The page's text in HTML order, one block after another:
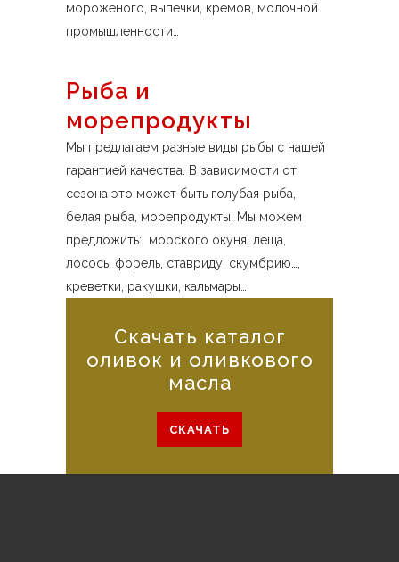
мороженого, выпечки, кремов, молочной
промышленности…
Рыба и
морепродукты
Мы предлагаем разные виды рыбы с нашей
гарантией качества. В зависимости от
сезона это может быть голубая рыба,
белая рыба, морепродукты. Мы можем
предложить: морского окуня, леща,
лосось, форель, ставриду, скумбрию…,
креветки, ракушки, кальмары…
Скачать каталог
оливок и оливкового
масла
СКАЧАТЬ